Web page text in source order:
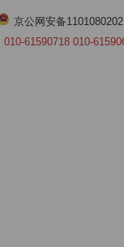
京公网安备
010-61590718 010-